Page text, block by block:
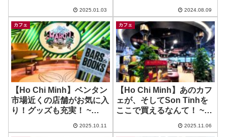
道の駅多々羅しまなみ公
園/来島サービスエリア
2025.01.03
Specialty Coffee by
BeanHop
2024.08.09
カフェ
【Ho Chi Minh】ベンタン
市場近くの店舗がお気に入
り！グッズも充実！ ~
Ben Thanh
2025.10.11
カフェ
【Ho Chi Minh】あのカフ
ェが、そしてSon Tinhを
ここで買えるなんて！ ~
Plaza 店
2025.11.06